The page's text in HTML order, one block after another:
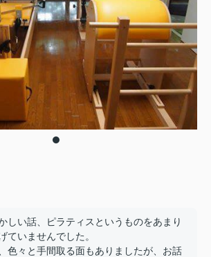
しい話、ピラティスというものをあまり
ていませんでした。
色々と手間取る面もありましたが、お話